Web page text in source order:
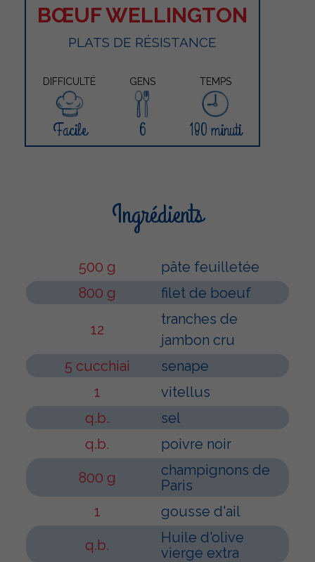
BŒUF WELLINGTON
PLATS DE RÉSISTANCE
DIFFICULTÉ GENS TEMPS
Facile 6 180 minuti
Ingrédients
500 g
pâte feuilletée
800 g
filet de boeuf
12
tranches de
jambon cru
5 cucchiai
senape
1
vitellus
q.b.
sel
q.b.
poivre noir
800 g
champignons de
Paris
1
gousse d'ail
q.b.
Huile d'olive
vierge extra